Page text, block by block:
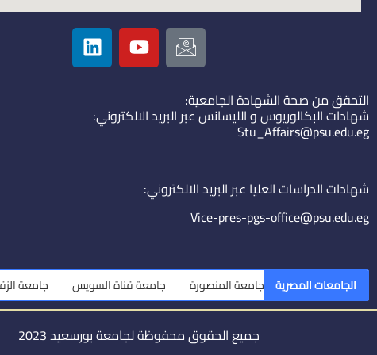
I
c
o
-
e
i
Y
o
u
u
b
L
i
n
التحقق من صحة الشهادة الجامعية:
شهادات البكالوريوس و الليسانس عبر البريد الالكتروني:
Stu_Affairs@psu.edu.eg
شهادات الدراسات العليا عبر البريد الالكتروني:
Vice-pres-pgs-office@psu.edu.eg
الجامعات المصريةجامعة المنصورة جامعة قناة السويس جامعة الزقازيق
جميع الحقوق محفوظة لجامعة بورسعيد 2023